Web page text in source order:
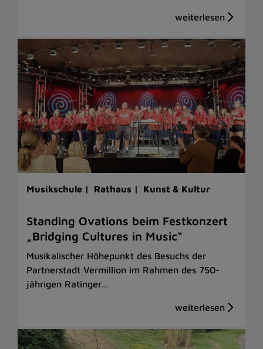
Musikschule | Rathaus | Kunst & Kultur
Standing Ovations beim Festkonzert
„Bridging Cultures in Music“
Musikalischer Höhepunkt des Besuchs der
Partnerstadt Vermillion im Rahmen des 750-
jährigen Ratinger…